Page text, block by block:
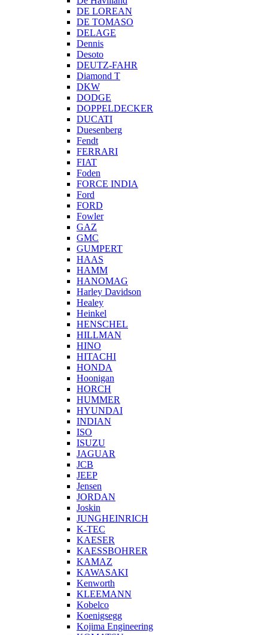
DE LOREAN
DE TOMASO
DELAGE
Dennis
Desoto
DEUTZ-FAHR
Diamond T
DKW
DODGE
DOPPELDECKER
DUCATI
Duesenberg
Fendt
FERRARI
FIAT
Foden
FORCE INDIA
Ford
FORD
Fowler
GAZ
GMC
GUMPERT
HAAS
HAMM
HANOMAG
Harley Davidson
Healey
Heinkel
HENSCHEL
HILLMAN
HINO
HITACHI
HONDA
Hoonigan
HORCH
HUMMER
HYUNDAI
INDIAN
ISO
ISUZU
JAGUAR
JCB
JEEP
Jensen
JORDAN
Joskin
JUNGHEINRICH
K-TEC
KAESER
KAESSBOHRER
KAMAZ
KAWASAKI
Kenworth
KLEEMANN
Kobelco
Koenigsegg
Kojima Engineering